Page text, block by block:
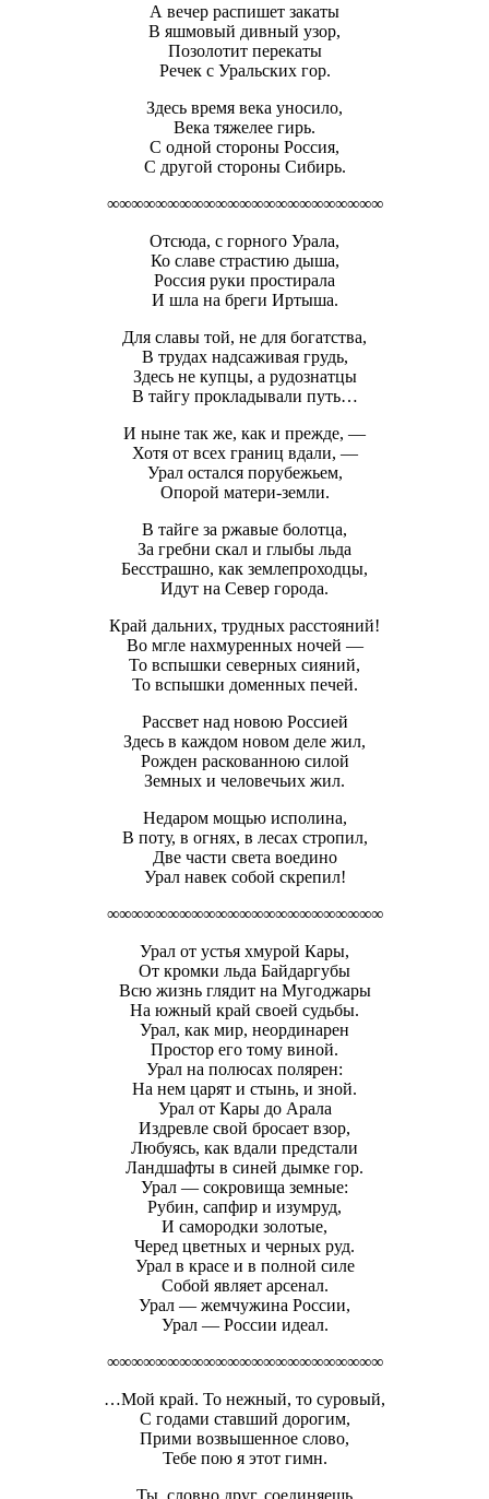
А вечер распишет закаты
В яшмовый дивный узор,
Позолотит перекаты
Речек с Уральских гор.
Здесь время века уносило,
Века тяжелее гирь.
С одной стороны Россия,
С другой стороны Сибирь.
∞∞∞∞∞∞∞∞∞∞∞∞∞∞∞∞∞∞∞∞∞∞∞
Отсюда, с горного Урала,
Ко славе страстию дыша,
Россия руки простирала
И шла на бреги Иртыша.
Для славы той, не для богатства,
В трудах надсаживая грудь,
Здесь не купцы, а рудознатцы
В тайгу прокладывали путь…
И ныне так же, как и прежде, —
Хотя от всех границ вдали, —
Урал остался порубежьем,
Опорой матери-земли.
В тайге за ржавые болотца,
За гребни скал и глыбы льда
Бесстрашно, как землепроходцы,
Идут на Север города.
Край дальних, трудных расстояний!
Во мгле нахмуренных ночей —
То вспышки северных сияний,
То вспышки доменных печей.
Рассвет над новою Россией
Здесь в каждом новом деле жил,
Рожден раскованною силой
Земных и человечьих жил.
Недаром мощью исполина,
В поту, в огнях, в лесах стропил,
Две части света воедино
Урал навек собой скрепил!
∞∞∞∞∞∞∞∞∞∞∞∞∞∞∞∞∞∞∞∞∞∞∞
Урал от устья хмурой Кары,
От кромки льда Байдаргубы
Всю жизнь глядит на Мугоджары
На южный край своей судьбы.
Урал, как мир, неординарен
Простор его тому виной.
Урал на полюсах полярен:
На нем царят и стынь, и зной.
Урал от Кары до Арала
Издревле свой бросает взор,
Любуясь, как вдали предстали
Ландшафты в синей дымке гор.
Урал — сокровища земные:
Рубин, сапфир и изумруд,
И самородки золотые,
Черед цветных и черных руд.
Урал в красе и в полной силе
Собой являет арсенал.
Урал — жемчужина России,
Урал — России идеал.
∞∞∞∞∞∞∞∞∞∞∞∞∞∞∞∞∞∞∞∞∞∞∞
…Мой край. То нежный, то суровый,
С годами ставший дорогим,
Прими возвышенное слово,
Тебе пою я этот гимн.
Ты, словно друг, соединяешь